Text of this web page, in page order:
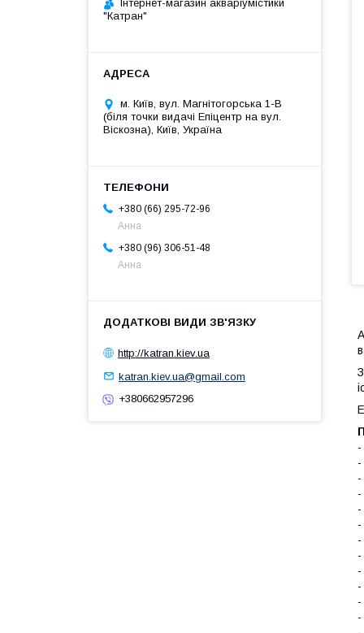
-
-
-
-
-
-
-
-
-
-
-
-
Інтернет-магазин акваріумістики
"Катран"
м. Київ, вул. Магнітогорська 1-В
(біля точки видачі Епіцентр на вул.
Віскозна), Київ, Україна
+380 (66) 295-72-96
Анна
+380 (96) 306-51-48
Анна
http://katran.kiev.ua
katran.kiev.ua@gmail.com
+380662957296